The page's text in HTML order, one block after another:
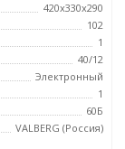
420х330х290
102
1
40/12
Электронный
1
60Б
VALBERG (Россия)